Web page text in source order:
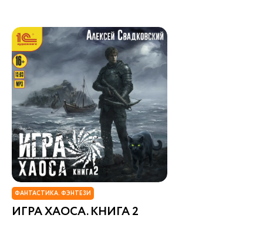
ФАНТАСТИКА. ФЭНТЕЗИ
ИГРА ХАОСА. КНИГА 2